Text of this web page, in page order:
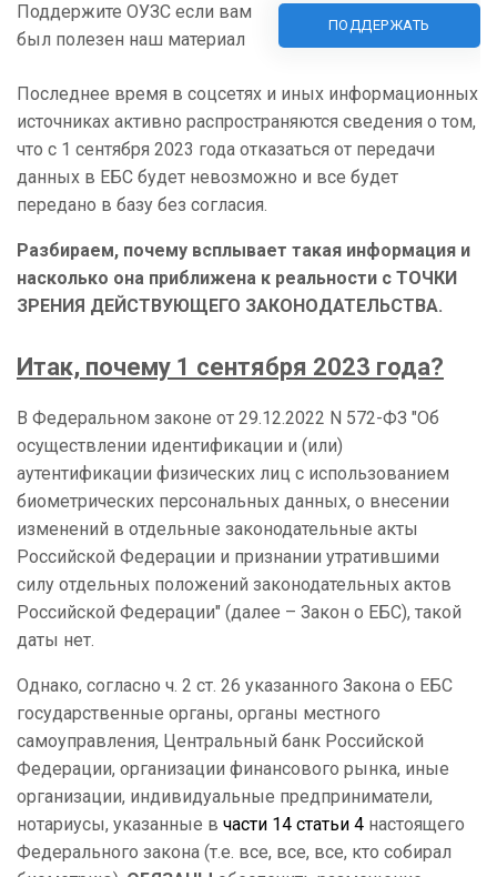
Поддержите ОУЗС если вам
был полезен наш материал
ПОДДЕРЖАТЬ
Последнее время в соцсетях и иных информационных
источниках активно распространяются сведения о том,
что с 1 сентября 2023 года отказаться от передачи
данных в ЕБС будет невозможно и все будет
передано в базу без согласия.
Разбираем, почему всплывает такая информация и
насколько она приближена к реальности с ТОЧКИ
ЗРЕНИЯ ДЕЙСТВУЮЩЕГО ЗАКОНОДАТЕЛЬСТВА.
Итак, почему 1 сентября 2023 года?
В Федеральном законе от 29.12.2022 N 572-ФЗ "Об
осуществлении идентификации и (или)
аутентификации физических лиц с использованием
биометрических персональных данных, о внесении
изменений в отдельные законодательные акты
Российской Федерации и признании утратившими
силу отдельных положений законодательных актов
Российской Федерации" (далее – Закон о ЕБС), такой
даты нет.
Однако, согласно ч. 2 ст. 26 указанного Закона о ЕБС
государственные органы, органы местного
самоуправления, Центральный банк Российской
Федерации, организации финансового рынка, иные
организации, индивидуальные предприниматели,
нотариусы, указанные в части 14 статьи 4 настоящего
Федерального закона (т.е. все, все, все, кто собирал